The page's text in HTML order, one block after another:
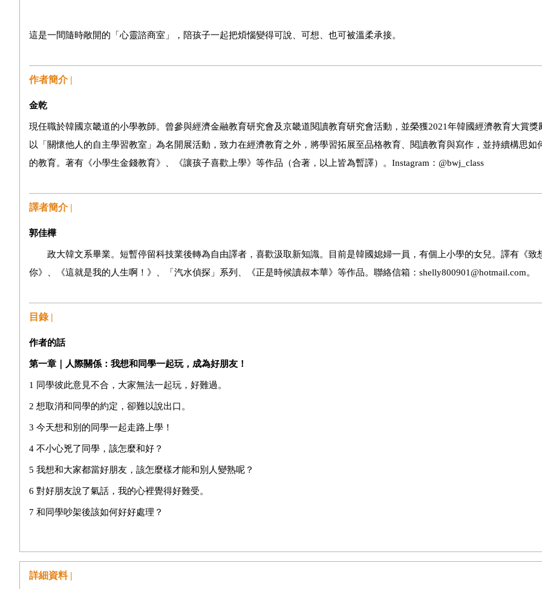
這是一間隨時敞開的「心靈諮商室」，陪孩子一起把煩惱變得可說、可想、也可被溫柔承接。
作者簡介 |
金乾
現任職於韓國京畿道的小學教師。曾參與經濟金融教育研究會及京畿道閱讀教育研究會活動，並榮獲2021年韓國經濟教育大賞獎
以「關懷他人的自主學習教室」為名開展活動，致力在經濟教育之外，將學習拓展至品格教育、閱讀教育與寫作，並持續構思如
的教育。著有《小學生金錢教育》、《讓孩子喜歡上學》等作品（合著，以上皆為暫譯）。Instagram：@bwj_class
譯者簡介 |
郭佳樺
政大韓文系畢業。短暫停留科技業後轉為自由譯者，喜歡汲取新知識。目前是韓國媳婦一員，有個上小學的女兒。譯有《致
你》、《這就是我的人生啊！》、「汽水偵探」系列、《正是時候讀叔本華》等作品。聯絡信箱：shelly800901@hotmail.com。
目錄 |
作者的話
第一章｜人際關係：我想和同學一起玩，成為好朋友！
1 同學彼此意見不合，大家無法一起玩，好難過。
2 想取消和同學的約定，卻難以說出口。
3 今天想和別的同學一起走路上學！
4 不小心兇了同學，該怎麼和好？
5 我想和大家都當好朋友，該怎麼樣才能和別人變熟呢？
6 對好朋友說了氣話，我的心裡覺得好難受。
7 和同學吵架後該如何好好處理？
9 同學一直亂碰我的東西，我很不喜歡！
10 明明約好了，同學卻沒出現，好困擾。
詳細資料 |